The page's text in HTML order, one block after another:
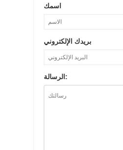
اسمك
بريدك الإلكتروني
الرسالة: